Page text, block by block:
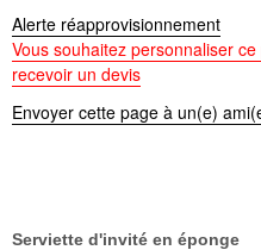
Alerte réapprovisionnement
Vous souhaitez personnaliser
recevoir un devis
Envoyer cette page à un(e)
Serviette d'invité en éponge